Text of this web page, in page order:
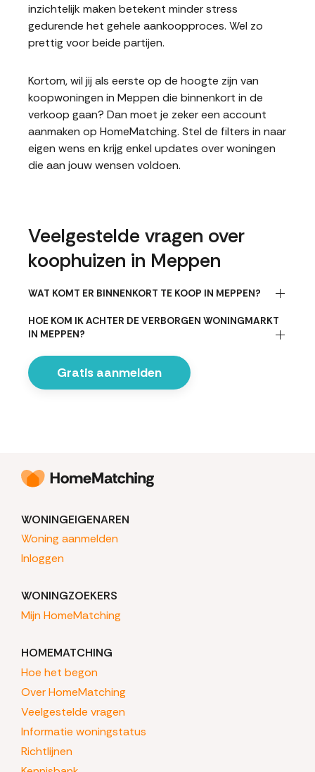
inzichtelijk maken betekent minder stress
gedurende het gehele aankoopproces. Wel zo
prettig voor beide partijen.
Kortom, wil jij als eerste op de hoogte zijn van
koopwoningen in Meppen die binnenkort in de
verkoop gaan? Dan moet je zeker een account
aanmaken op HomeMatching. Stel de filters in naar
eigen wens en krijg enkel updates over woningen
die aan jouw wensen voldoen.
Veelgestelde vragen over
koophuizen in Meppen
WAT KOMT ER BINNENKORT TE KOOP IN MEPPEN?
HOE KOM IK ACHTER DE VERBORGEN WONINGMARKT
IN MEPPEN?
Gratis aanmelden
WONINGEIGENAREN
Woning aanmelden
Inloggen
WONINGZOEKERS
Mijn HomeMatching
HOMEMATCHING
Hoe het begon
Over HomeMatching
Veelgestelde vragen
Informatie woningstatus
Richtlijnen